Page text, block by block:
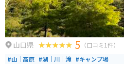
す。石垣に使用している石は、世界一小さ
われています。
山口県 5 （口コミ1件）
#山｜高原 #湖｜川｜滝 #キャンプ場